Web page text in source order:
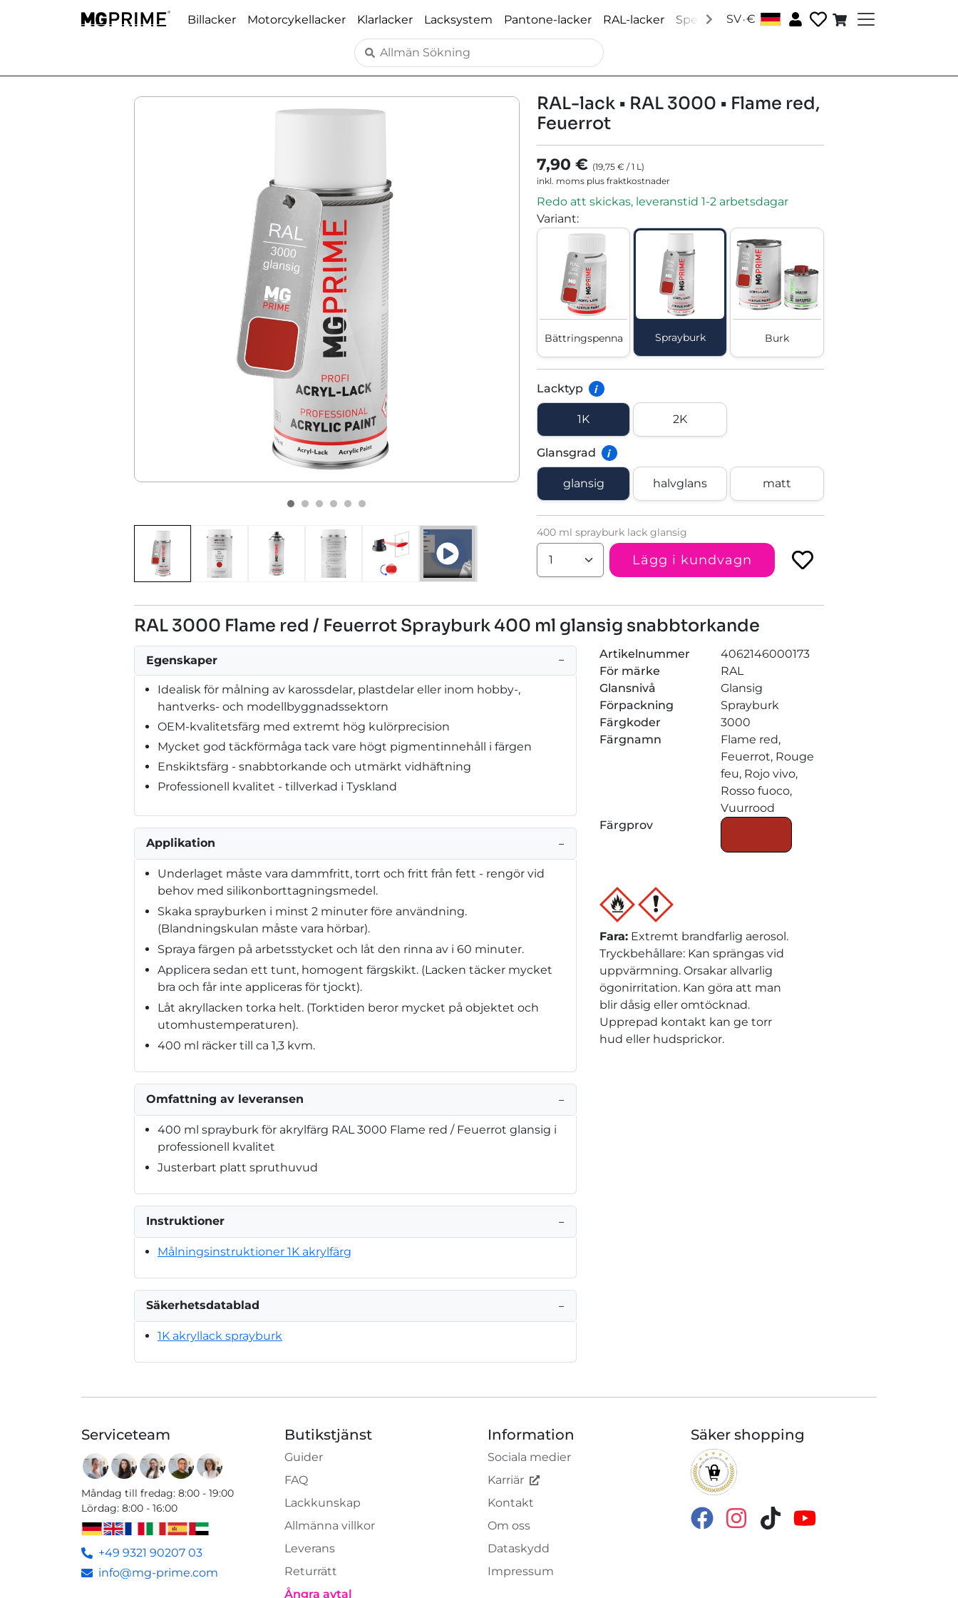
Billacker Motorcykellacker Klarlacker Lacksystem Pantone-lacker RAL-lacker Speciallacker Tillbehör │ Om oss
SV.€
RAL-lack • RAL 3000 • Flame red,
Feuerrot
7,90 € (19,75 € /1 L)
inkl. moms plus fraktkostnader
Redo att skickas, leveranstid 1-2 arbetsdagar
Variant:
Bättringspenna Sprayburk Burk
Lacktyp i
1K 2K
Glansgrad i
glansig halvglans matt
400 ml sprayburk lack glansig
Lägg i kundvagn
RAL 3000 Flame red / Feuerrot Sprayburk 400 ml glansig snabbtorkande
Egenskaper −
Idealisk för målning av karossdelar, plastdelar eller inom hobby-,
hantverks- och modellbyggnadssektorn
OEM-kvalitetsfärg med extremt hög kulörprecision
Mycket god täckförmåga tack vare högt pigmentinnehåll i färgen
Enskiktsfärg - snabbtorkande och utmärkt vidhäftning
Professionell kvalitet - tillverkad i Tyskland
Applikation −
Underlaget måste vara dammfritt, torrt och fritt från fett - rengör vid
behov med silikonborttagningsmedel.
Skaka sprayburken i minst 2 minuter före användning.
(Blandningskulan måste vara hörbar).
Spraya färgen på arbetsstycket och låt den rinna av i 60 minuter.
Applicera sedan ett tunt, homogent färgskikt. (Lacken täcker mycket
bra och får inte appliceras för tjockt).
Låt akryllacken torka helt. (Torktiden beror mycket på objektet och
utomhustemperaturen).
400 ml räcker till ca 1,3 kvm.
Omfattning av leveransen −
400 ml sprayburk för akrylfärg RAL 3000 Flame red / Feuerrot glansig i
professionell kvalitet
Justerbart platt spruthuvud
Instruktioner −
Målningsinstruktioner 1K akrylfärg
Säkerhetsdatablad −
1K akryllack sprayburk
Artikelnummer
4062146000173
För märke
RAL
Glansnivå
Glansig
Förpackning
Sprayburk
Färgkoder
3000
Färgnamn
Flame red,
Feuerrot, Rouge
feu, Rojo vivo,
Rosso fuoco,
Vuurrood
Färgprov
Fara: Extremt brandfarlig aerosol.
Tryckbehållare: Kan sprängas vid
uppvärmning. Orsakar allvarlig
ögonirritation. Kan göra att man
blir dåsig eller omtöcknad.
Upprepad kontakt kan ge torr
hud eller hudsprickor.
Serviceteam
Måndag till fredag: 8:00 - 19:00
Lördag: 8:00 - 16:00
+49 9321 90207 03
info@mg-prime.com
Butikstjänst
Guider
FAQ
Lackkunskap
Allmänna villkor
Leverans
Returrätt
Ångra avtal
Information
Sociala medier
Karriär
Kontakt
Om oss
Dataskydd
Impressum
Säker shopping